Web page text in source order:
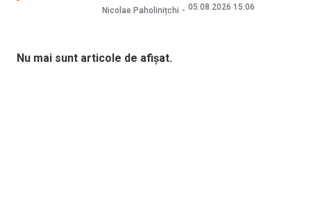
Nicolae Paholinițchi 05.08.2026 15:06
Nu mai sunt articole de afișat.